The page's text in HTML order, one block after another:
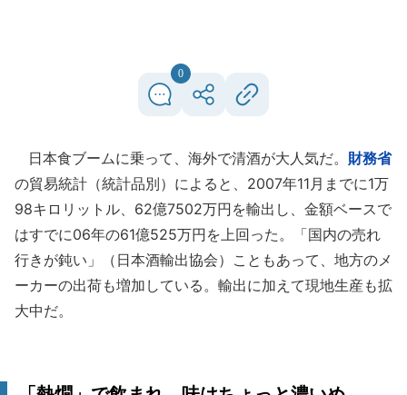
0
日本食ブームに乗って、海外で清酒が大人気だ。 財務省
の貿易統計（統計品別）によると、2007年11月までに1万
98キロリットル、62億7502万円を輸出し、金額ベースで
はすでに06年の61億525万円を上回った。「国内の売れ
行きが鈍い」（日本酒輸出協会）こともあって、地方のメ
ーカーの出荷も増加している。輸出に加えて現地生産も拡
大中だ。